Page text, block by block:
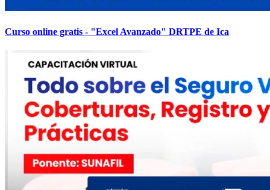
Curso online gratis - "Excel Avanzado" DRTPE de Ica